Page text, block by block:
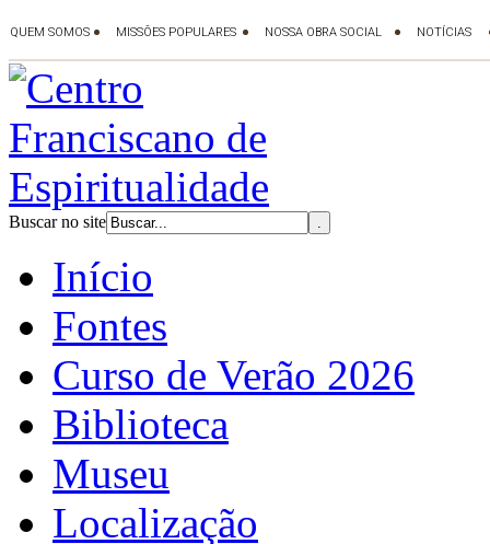
Buscar no site
Início
Fontes
Curso de Verão 2026
Biblioteca
Museu
Localização